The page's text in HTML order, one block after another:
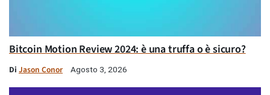
Bitcoin Motion Review 2024: è una truffa o è sicuro?
Di Jason Conor Agosto 3, 2026